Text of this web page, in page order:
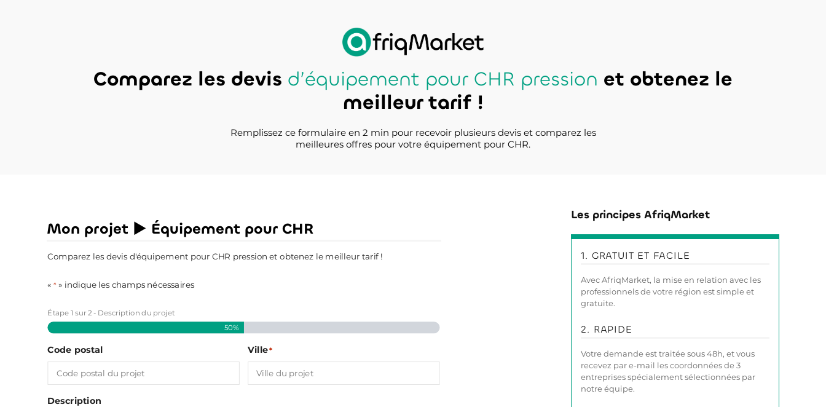
Comparez les devis d’équipement pour CHR pression et obtenez le
meilleur tarif !
Remplissez ce formulaire en 2 min pour recevoir plusieurs devis et comparez les
meilleures offres pour votre équipement pour CHR.
Mon projet ► Équipement pour CHR
Comparez les devis d'équipement pour CHR pression et obtenez le meilleur tarif !
«* » indique les champs nécessaires
Étape1 sur2 - Description du projet
50%
Code postal Ville*
Description
Les principes AfriqMarket
1. GRATUIT ET FACILE
Avec AfriqMarket, la mise en relation avec les
professionnels de votre région est simple et
gratuite.
2. RAPIDE
Votre demande est traitée sous 48h, et vous
recevez par e-mail les coordonnées de 3
entreprises spécialement sélectionnées par
notre équipe.